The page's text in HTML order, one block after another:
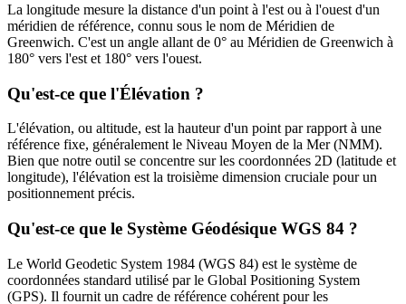
La longitude mesure la distance d'un point à l'est ou à l'ouest d'un
méridien de référence, connu sous le nom de Méridien de
Greenwich. C'est un angle allant de 0° au Méridien de Greenwich à
180° vers l'est et 180° vers l'ouest.
Qu'est-ce que l'Élévation ?
L'élévation, ou altitude, est la hauteur d'un point par rapport à une
référence fixe, généralement le Niveau Moyen de la Mer (NMM).
Bien que notre outil se concentre sur les coordonnées 2D (latitude et
longitude), l'élévation est la troisième dimension cruciale pour un
positionnement précis.
Qu'est-ce que le Système Géodésique WGS 84 ?
Le World Geodetic System 1984 (WGS 84) est le système de
coordonnées standard utilisé par le Global Positioning System
(GPS). Il fournit un cadre de référence cohérent pour les